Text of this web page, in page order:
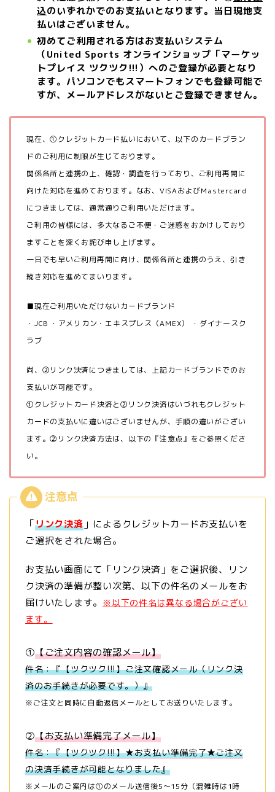
込のいずれかでのお支払いとなります。当日現地支
払いはございません。
初めてご利用される方はお支払いシステム
（United Sports オンラインショップ「マーケッ
トプレイス ツクツク!!!）へのご登録が必要となり
ます。パソコンでもスマートフォンでも登録可能で
すが、メールアドレスがないとご登録できません。
現在、①クレジットカード払いにおいて、以下のカードブラン
ドのご利用に制限が生じております。
関係各所と連携の上、確認・調査を行っており、ご利用再開に
向けた対応を進めております。なお、VISAおよびMastercard
につきましては、通常通りご利用いただけます。
ご利用の皆様には、多大なるご不便・ご迷惑をおかけしており
ますことを深くお詫び申し上げます。
一日でも早いご利用再開に向け、関係各所と連携のうえ、引き
続き対応を進めてまいります。
■現在ご利用いただけないカードブランド
・JCB ・アメリカン・エキスプレス（AMEX） ・ダイナースク
ラブ
尚、②リンク決済につきましては、上記カードブランドでのお
支払いが可能です。
①クレジットカード決済と②リンク決済はいづれもクレジット
カードの支払いに違いはございませんが、手順の違いがござい
ます。②リンク決済方法は、以下の『注意点』をご参照くださ
い。
「リンク決済」によるクレジットカードお支払いを
ご選択をされた場合。
お支払い画面にて「リンク決済」をご選択後、リン
ク決済の準備が整い次第、以下の件名のメールをお
届けいたします。 ※以下の件名は異なる場合がござい
ます。
①【ご注文内容の確認メール】
件名：『【ツクツク!!!】ご注文確認メール（リンク決
済のお手続きが必要です。）』
※ご注文と同時に自動返信メールとしてお送りいたします。
②【お支払い準備完了メール】
件名：『【ツクツク!!!】★お支払い準備完了★ご注文
の決済手続きが可能となりました』
※メールのご案内は①のメール送信後5～15分（混雑時は1時